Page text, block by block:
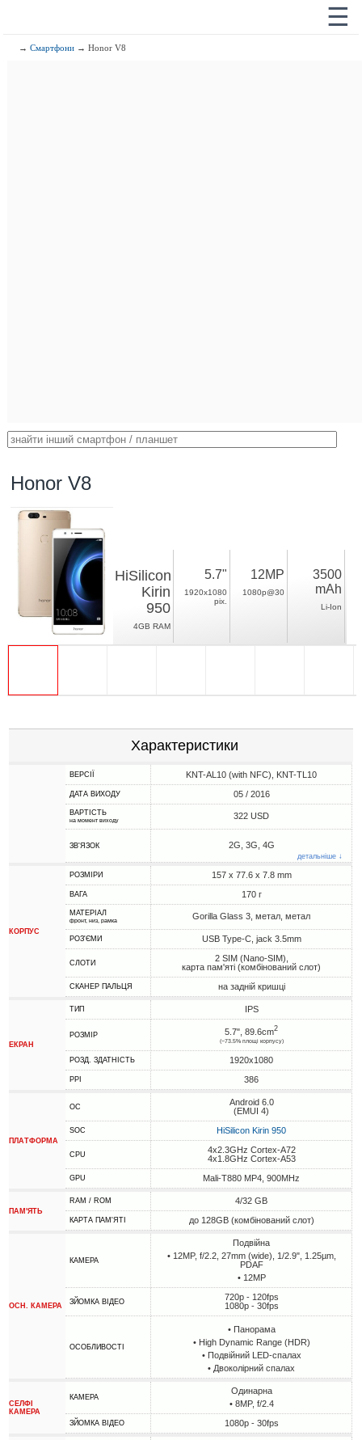
☰
→Смартфони → Honor V8
Honor V8
HiSilicon
Kirin
950
4GB RAM
5.7"
1920x1080
pix.
12MP
1080p@30
3500
mAh
Li-Ion
Характеристики
ВЕРСІЇ KNT-AL10 (with NFC), KNT-TL10
ДАТА ВИХОДУ 05 / 2016
ВАРТІСТЬ
на момент виходу 322 USD
ЗВ'ЯЗОК 2G, 3G, 4G
детальніше ↓
КОРПУС
РОЗМІРИ 157 x 77.6 x 7.8 mm
ВАГА 170 г
МАТЕРІАЛ
фронт, низ, рамка Gorilla Glass 3, метал, метал
РОЗ'ЄМИ USB Type-C, jack 3.5mm
СЛОТИ
2 SIM (Nano-SIM),
карта пам'яті (комбінований слот)
СКАНЕР ПАЛЬЦЯ на задній кришці
ЕКРАН
ТИП IPS
РОЗМІР 5.7", 89.6cm2
(~73.5% площі корпусу)
РОЗД. ЗДАТНІСТЬ 1920x1080
PPI 386
ПЛАТФОРМА
ОС
Android 6.0
(EMUI 4)
SOC HiSilicon Kirin 950
CPU
4x2.3GHz Cortex-A72
4x1.8GHz Cortex-A53
GPU Mali-T880 MP4, 900MHz
ПАМ'ЯТЬ
RAM / ROM 4/32 GB
КАРТА ПАМ'ЯТІ до 128GB (комбінований слот)
ОСН. КАМЕРА
КАМЕРА
Подвійна
• 12MP, f/2.2, 27mm (wide), 1/2.9", 1.25µm,
PDAF
• 12MP
ЗЙОМКА ВІДЕО
720p - 120fps
1080p - 30fps
ОСОБЛИВОСТІ
• Панорама
• High Dynamic Range (HDR)
• Подвійний LED-спалах
• Двоколірний спалах
СЕЛФІ
КАМЕРА
КАМЕРА
Одинарна
• 8MP, f/2.4
ЗЙОМКА ВІДЕО 1080p - 30fps